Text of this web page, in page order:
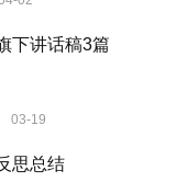
下讲话稿3篇
03-19
思总结